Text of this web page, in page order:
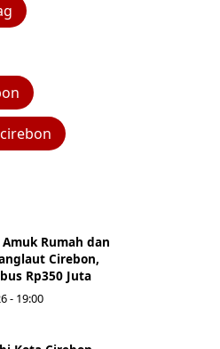
Rumah dan
Cirebon,
Rp350 Juta
- 19:00